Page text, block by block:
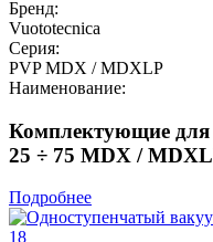
Бренд:
Vuototecnica
Серия:
PVP MDX / MDXLP
Наименование:
Комплектующие для
25 ÷ 75 MDX /
Подробнее